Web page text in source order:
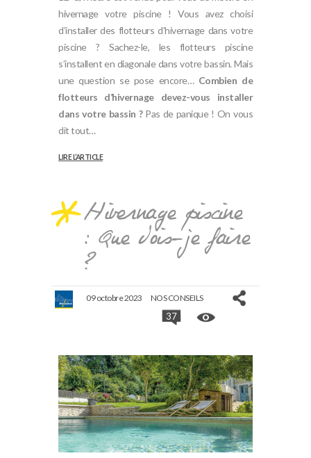
hivernage votre piscine ! Vous avez choisi
d’installer des flotteurs d’hivernage dans votre
piscine ? Sachez-le, les flotteurs piscine
s’installent en diagonale dans votre bassin. Mais
une question se pose encore… Combien de
flotteurs d’hivernage devez-vous installer
dans votre bassin ?Pas de panique ! On vous
dit tout…
LIRE L’ARTICLE
Hivernage piscine
: Que dois-je faire
?
09 octobre 2023 NOS CONSEILS
37